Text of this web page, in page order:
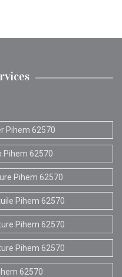
Pihem 62570
Pihem 62570
Pihem 62570
Pihem 62570
Pihem 62570
Pihem 62570
62570